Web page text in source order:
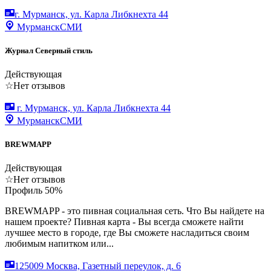
г. Мурманск, ул. Карла Либкнехта 44
МурманскСМИ
Журнал Северный стиль
Действующая
☆Нет отзывов
г. Мурманск, ул. Карла Либкнехта 44
МурманскСМИ
BREWMAPP
Действующая
☆Нет отзывов
Профиль 50%
BREWMAPP - это пивная социальная сеть. Что Вы найдете на
нашем проекте? Пивная карта - Вы всегда сможете найти
лучшее место в городе, где Вы сможете насладиться своим
любимым напитком или...
125009 Москва, Газетный переулок, д. 6